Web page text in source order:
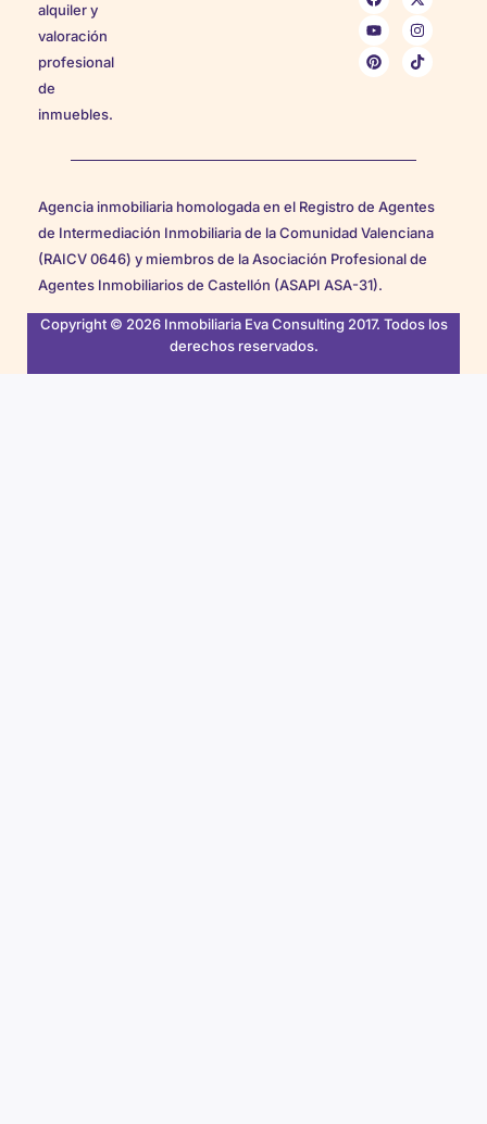
alquiler y
valoración
profesional
de
inmuebles.
Agencia inmobiliaria homologada en el Registro de Agentes
de Intermediación Inmobiliaria de la Comunidad Valenciana
(RAICV 0646) y miembros de la Asociación Profesional de
Agentes Inmobiliarios de Castellón (ASAPI ASA-31).
Copyright © 2026 Inmobiliaria Eva Consulting 2017. Todos los
derechos reservados.